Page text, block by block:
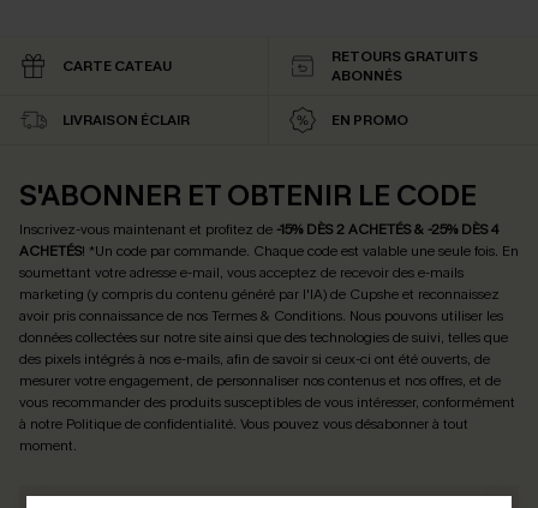
CARTE CATEAU
RETOURS GRATUITS
ABONNÉS
LIVRAISON ÉCLAIR EN PROMO
S'ABONNER ET OBTENIR LE CODE
Inscrivez-vous maintenant et profitez de -15% DÈS 2 ACHETÉS & -25% DÈS 4
ACHETÉS! *Un code par commande. Chaque code est valable une seule fois. En
soumettant votre adresse e-mail, vous acceptez de recevoir des e-mails
marketing (y compris du contenu généré par l'IA) de Cupshe et reconnaissez
avoir pris connaissance de nosTermes & Conditions. Nous pouvons utiliser les
données collectées sur notre site ainsi que des technologies de suivi, telles que
des pixels intégrés à nos e-mails, afin de savoir si ceux-ci ont été ouverts, de
mesurer votre engagement, de personnaliser nos contenus et nos offres, et de
vous recommander des produits susceptibles de vous intéresser, conformément
à notre Politique de confidentialité. Vous pouvez vous désabonner à tout
moment.